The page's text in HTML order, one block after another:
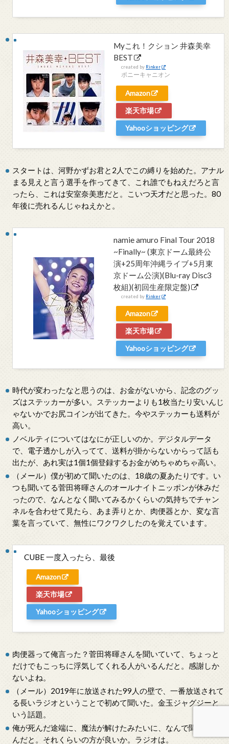
Myこれ！クション 井森美幸
BEST
created by Rinker
ポニーキャニオン
Amazon
楽天市場
Yahooショッピング
スタートは、河野かずお君と2人でこの縛りを始めた。アナル
まる見えと言う選手を作ってきて、これ誰でもねえだろと言
ったら、これは安室奈美恵だと。こいつ天才だと思った。80
年後に売れるんじゃねえかと。
namie amuro Final Tour 2018
~Finally~ (東京ドーム最終公
演+25周年沖縄ライブ+5月東
京ドーム公演)(Blu-ray Disc3
枚組)(初回生産限定盤)
created by Rinker
Amazon
楽天市場
Yahooショッピング
時代が変わったなと思うのは、お金がないから、記念のグッ
ズはステッカーが多い。ステッカーよりも1枚当たり安いんじ
ゃないかでお尻コインが出てきた。今やステッカーも送料が
高い。
ノベルティについてはなにが正しいのか。デジタルデータ
で、電子透かしが入ってて、送料が掛からないからって話も
出たが、あれ実は1個1個登録するお金がめちゃめちゃ高い。
（メール）僕が初めて聞いたのは、18歳の夏あたりです。い
つも聞いてる菅田将暉さんのオールナイトニッポンが休みだ
ったので、なんとなく聞いてみるかくらいの気持ちでチャン
ネルを合わせて見たら、あま弄りとか、肉便器とか、変な言
葉を言っていて、無性にワクワクしたのを覚えています。
CUBE 一度入ったら、最後
Amazon
楽天市場
Yahooショッピング
肉便器って俺言った？菅田将暉さんを聞いていて、ちょっと
だけでもこっちに浮気してくれる人がいるんだと。感謝しか
ないよね。
（メール）2019年に放送された99人の壁で、一番放送されて
る長いラジオということで初めて聞いた。金玉ジャグジーと
いう話題。
俺が死んだ途端に、魔法が解けたみたいに、なんで聞いてた
んだと。それくらいの方が良いか。ラジオは。